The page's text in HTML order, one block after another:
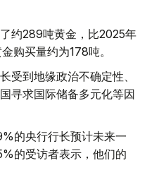
约289吨黄金，比2025年
购买量约为178吨。
受到地缘政治不确定性、
寻求国际储备多元化等因
的央行行长预计未来一
的受访者表示，他们的